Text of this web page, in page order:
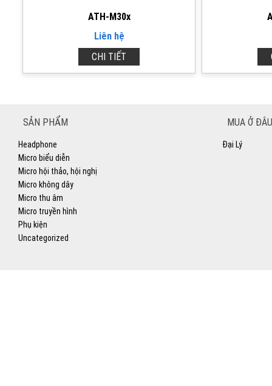
ATH-M30x
Liên hệ
CHI TIẾT
SẢN PHẨM
Headphone
Micro biểu diễn
Micro hội thảo, hội nghị
Micro không dây
Micro thu âm
Micro truyền hình
Phụ kiện
Uncategorized
MUA Ở
Đại Lý